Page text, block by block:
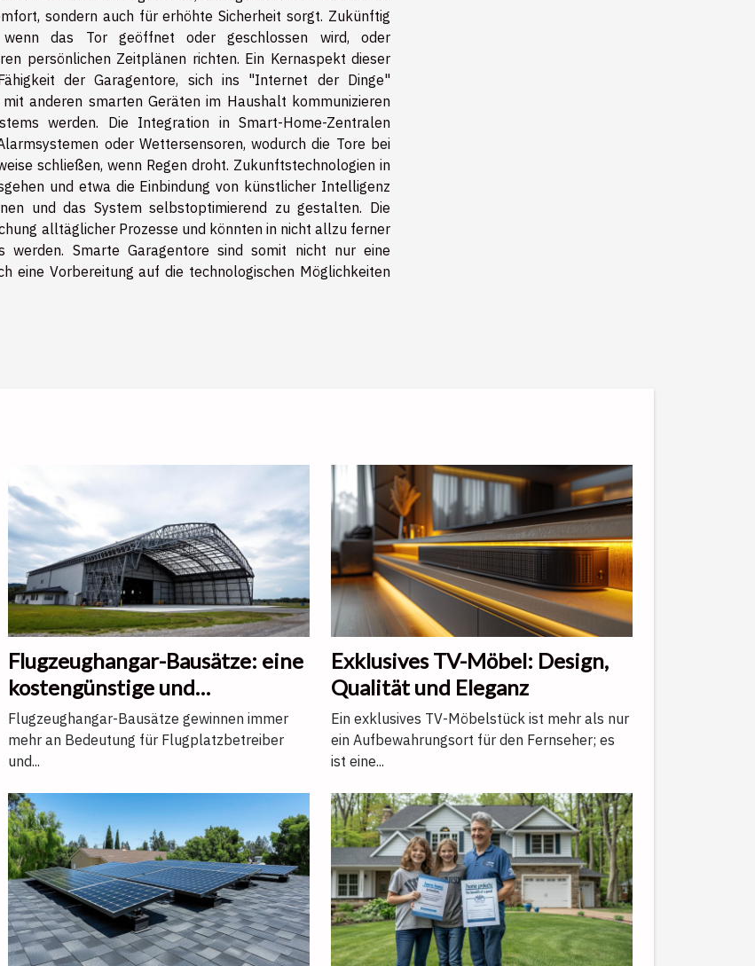
sondern auch für erhöhte Sicherheit sorgt. Zukünftig
wenn das Tor geöffnet oder geschlossen wird, oder
persönlichen Zeitplänen richten. Ein Kernaspekt dieser
der Garagentore, sich ins "Internet der Dinge"
anderen smarten Geräten im Haushalt kommunizieren
werden. Die Integration in Smart-Home-Zentralen
oder Wettersensoren, wodurch die Tore bei
schließen, wenn Regen droht. Zukunftstechnologien in
und etwa die Einbindung von künstlicher Intelligenz
und das System selbstoptimierend zu gestalten. Die
alltäglicher Prozesse und könnten in nicht allzu ferner
Smarte Garagentore sind somit nicht nur eine
eine Vorbereitung auf die technologischen Möglichkeiten
Flugzeughangar-Bausätze: eine
kostengünstige und
nachhaltige Lösung
Flugzeughangar-Bausätze gewinnen immer
mehr an Bedeutung für Flugplatzbetreiber
und...
Exklusives TV-Möbel: Design,
Qualität und Eleganz
Ein exklusives TV-Möbelstück ist mehr als nur
ein Aufbewahrungsort für den Fernseher; es
ist eine...